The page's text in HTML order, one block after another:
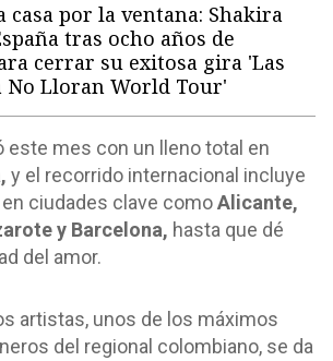
casa por la ventana: Shakira
tras ocho años de
cerrar su exitosa gira 'Las
No Lloran World Tour'
este mes con un lleno total en
y el recorrido internacional incluye
ciudades clave comoAlicante,
y Barcelona, hasta que dé
del amor.
artistas, unos de los máximos
del regional colombiano, se da